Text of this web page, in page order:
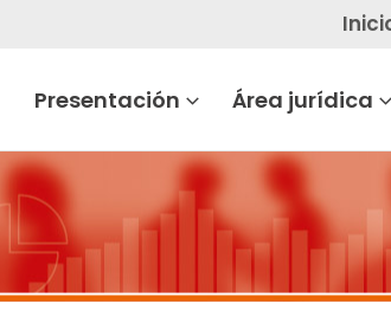
Presentación Área jurídica